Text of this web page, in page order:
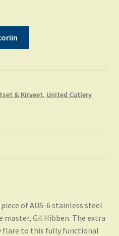
& Kirveet, United Cutlery
of AUS-6 stainless steel
master, Gil Hibben. The extra
flare to this fully functional